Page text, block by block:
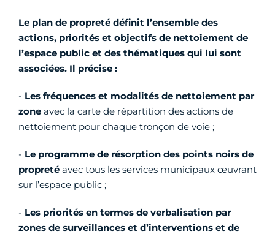
Le plan de propreté définit l’ensemble des
actions, priorités et objectifs de nettoiement de
l’espace public et des thématiques qui lui sont
associées. Il précise :
- Les fréquences et modalités de nettoiement par
zone avec la carte de répartition des actions de
nettoiement pour chaque tronçon de voie ;
- Le programme de résorption des points noirs de
propreté avec tous les services municipaux œuvrant
sur l’espace public ;
- Les priorités en termes de verbalisation par
zones de surveillances et d’interventions et de